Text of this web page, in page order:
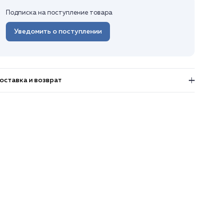
Подписка на поступление товара
Уведомить о поступлении
и возврат